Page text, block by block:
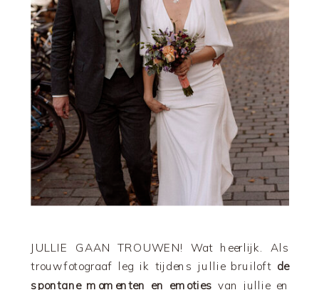
JULLIE GAAN TROUWEN! Wat heerlijk. Als
trouwfotograaf leg ik tijdens jullie bruiloft de
spontane momenten en emoties van jullie en